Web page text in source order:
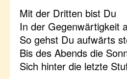
Mit der Dritten bist Du
In der Gegenwärtigkeit
So gehst Du aufwärts
Bis des Abends die
Sich hinter die letzte